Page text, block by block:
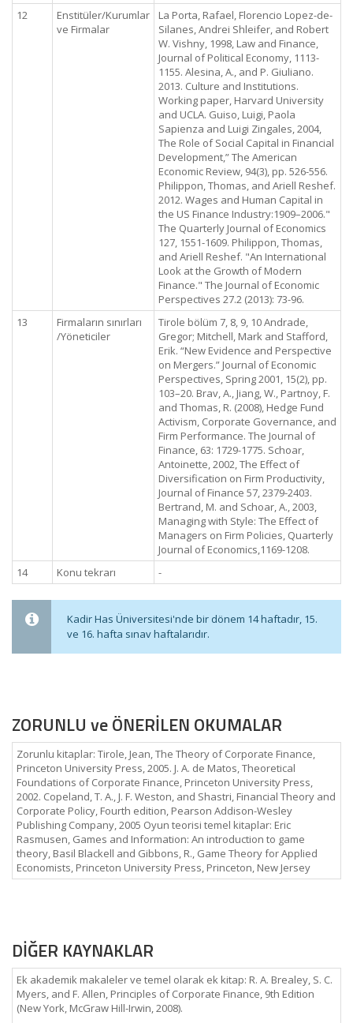
12
Enstitüler/Kurumlar
ve Firmalar
La Porta, Rafael, Florencio Lopez-de-
Silanes, Andrei Shleifer, and Robert
W. Vishny, 1998, Law and Finance,
Journal of Political Economy, 1113-
1155. Alesina, A., and P. Giuliano.
2013. Culture and Institutions.
Working paper, Harvard University
and UCLA. Guiso, Luigi, Paola
Sapienza and Luigi Zingales, 2004,
The Role of Social Capital in Financial
Development,” The American
Economic Review, 94(3), pp. 526-556.
Philippon, Thomas, and Ariell Reshef.
2012. Wages and Human Capital in
the US Finance Industry:1909–2006."
The Quarterly Journal of Economics
127, 1551-1609. Philippon, Thomas,
and Ariell Reshef. "An International
Look at the Growth of Modern
Finance." The Journal of Economic
Perspectives 27.2 (2013): 73-96.
13
Firmaların sınırları
/Yöneticiler
Tirole bölüm 7, 8, 9, 10 Andrade,
Gregor; Mitchell, Mark and Stafford,
Erik. “New Evidence and Perspective
on Mergers.” Journal of Economic
Perspectives, Spring 2001, 15(2), pp.
103–20. Brav, A., Jiang, W., Partnoy, F.
and Thomas, R. (2008), Hedge Fund
Activism, Corporate Governance, and
Firm Performance. The Journal of
Finance, 63: 1729-1775. Schoar,
Antoinette, 2002, The Effect of
Diversification on Firm Productivity,
Journal of Finance 57, 2379-2403.
Bertrand, M. and Schoar, A., 2003,
Managing with Style: The Effect of
Managers on Firm Policies, Quarterly
Journal of Economics,1169-1208.
14
Konu tekrarı -
Kadir Has Üniversitesi'nde bir dönem 14 haftadır, 15.
ve 16. hafta sınav haftalarıdır.
ZORUNLU ve ÖNERİLEN OKUMALAR
Zorunlu kitaplar: Tirole, Jean, The Theory of Corporate Finance,
Princeton University Press, 2005. J. A. de Matos, Theoretical
Foundations of Corporate Finance, Princeton University Press,
2002. Copeland, T. A., J. F. Weston, and Shastri, Financial Theory and
Corporate Policy, Fourth edition, Pearson Addison-Wesley
Publishing Company, 2005 Oyun teorisi temel kitaplar: Eric
Rasmusen, Games and Information: An introduction to game
theory, Basil Blackell and Gibbons, R., Game Theory for Applied
Economists, Princeton University Press, Princeton, New Jersey
DİĞER KAYNAKLAR
Ek akademik makaleler ve temel olarak ek kitap: R. A. Brealey, S. C.
Myers, and F. Allen, Principles of Corporate Finance, 9th Edition
(New York, McGraw Hill-Irwin, 2008).